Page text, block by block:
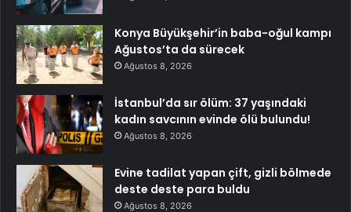
Konya Büyükşehir’in baba-oğul kampı
Ağustos’ta da sürecek
Ağustos 8, 2026
İstanbul’da sır ölüm: 37 yaşındaki
kadın savcının evinde ölü bulundu!
Ağustos 8, 2026
Evine tadilat yapan çift, gizli bölmede
deste deste para buldu
Ağustos 8, 2026